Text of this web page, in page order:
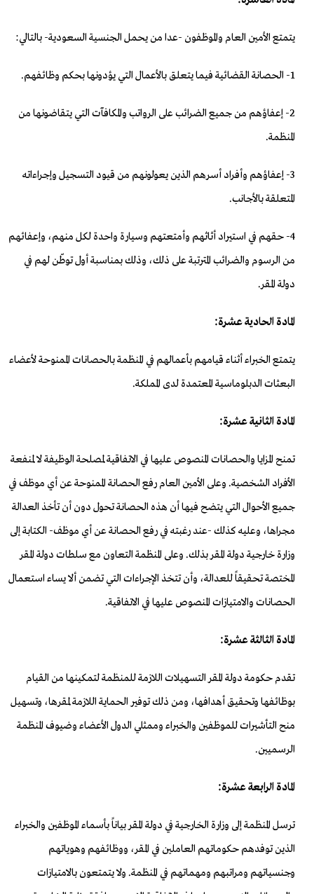
يتمتع الأمين العام والموظفون -عدا من يحمل الجنسية السعودية- بالتالي:
1- الحصانة القضائية فيما يتعلق بالأعمال التي يؤدونها بحكم وظائفهم.
2- إعفاؤهم من جميع الضرائب على الرواتب والمكافآت التي يتقاضونها من
المنظمة.
3- إعفاؤهم وأفراد أسرهم الذين يعولونهم من قيود التسجيل وإجراءاته
المتعلقة بالأجانب.
4- حقهم في استيراد أثاثهم وأمتعتهم وسيارة واحدة لكل منهم، وإعفائهم
من الرسوم والضرائب المترتبة على ذلك، وذلك بمناسبة أول توطّن لهم في
دولة المقر.
المادة الحادية عشرة:
يتمتع الخبراء أثناء قيامهم بأعمالهم في المنظمة بالحصانات الممنوحة لأعضاء
البعثات الدبلوماسية المعتمدة لدى المملكة.
المادة الثانية عشرة:
تمنح المزايا والحصانات المنصوص عليها في الاتفاقية لمصلحة الوظيفة لا لمنفعة
الأفراد الشخصية. وعلى الأمين العام رفع الحصانة الممنوحة عن أي موظف في
جميع الأحوال التي يتضح فيها أن هذه الحصانة تحول دون أن تأخذ العدالة
مجراها، وعليه كذلك -عند رغبته في رفع الحصانة عن أي موظف- الكتابة إلى
وزارة خارجية دولة المقر بذلك. وعلى المنظمة التعاون مع سلطات دولة المقر
المختصة تحقيقاً للعدالة، وأن تتخذ الإجراءات التي تضمن ألا يساء استعمال
الحصانات والامتيازات المنصوص عليها في الاتفاقية.
المادة الثالثة عشرة:
تقدم حكومة دولة المقر التسهيلات اللازمة للمنظمة لتمكينها من القيام
بوظائفها وتحقيق أهدافها، ومن ذلك توفير الحماية اللازمة لمقرها، وتسهيل
منح التأشيرات للموظفين والخبراء وممثلي الدول الأعضاء وضيوف المنظمة
الرسميين.
المادة الرابعة عشرة:
ترسل المنظمة إلى وزارة الخارجية في دولة المقر بياناً بأسماء الموظفين والخبراء
الذين توفدهم حكوماتهم العاملين في المقر، ووظائفهم وهوياتهم
وجنسياتهم ومراتبهم ومهماتهم في المنظمة. ولا يتمتعون بالامتيازات